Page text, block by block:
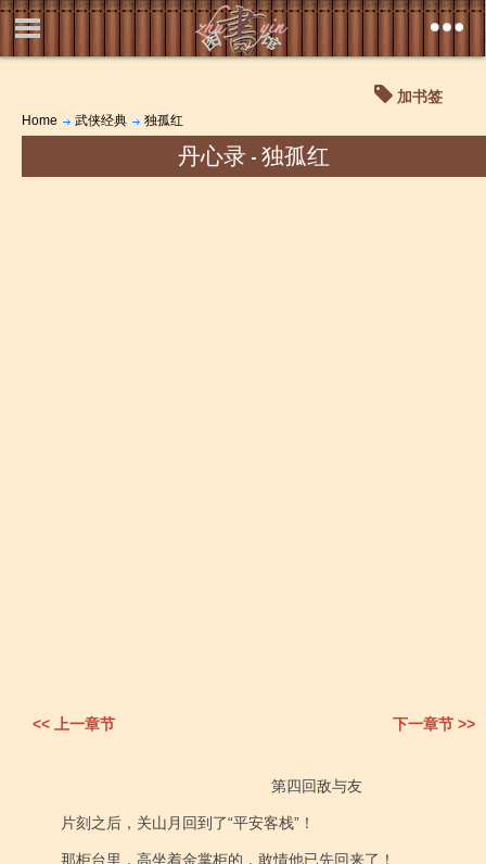
加书签
Home 武侠经典 独孤红
丹心录 - 独孤红
<< 上一章节 下一章节 >>